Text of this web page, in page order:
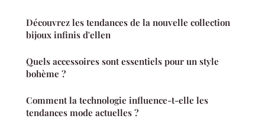
Découvrez les tendances de la nouvelle collection
bijoux infinis d'ellen
Quels accessoires sont essentiels pour un style
bohème ?
Comment la technologie influence-t-elle les
tendances mode actuelles ?